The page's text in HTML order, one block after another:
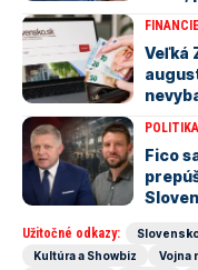
Veľká
POLITIKA
Fico
Užitočné odkazy:
Kultúra a Showbiz
Vojna